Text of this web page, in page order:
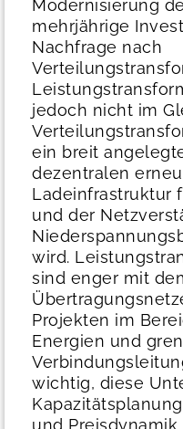
Modernisierung
mehrjährige
Nachfrage nach
jedoch nicht im
ein breit
dezentralen
Ladeinfrastruktur
und der
wird.
sind enger mit
Projekten im
Energien und
wichtig, diese
und